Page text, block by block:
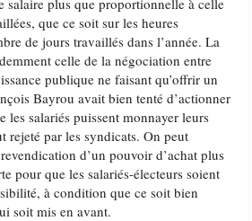
salaire plus que proportionnelle à celle
que ce soit sur les heures
de jours travaillés dans l’année. La
celle de la négociation entre
publique ne faisant qu’offrir un
Bayrou avait bien tenté d’actionner
les salariés puissent monnayer leurs
rejeté par les syndicats. On peut
d’un pouvoir d’achat plus
pour que les salariés-électeurs soient
à condition que ce soit bien
soit mis en avant.